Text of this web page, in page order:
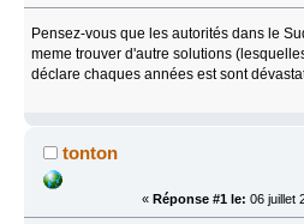
Pensez-vous que les autorités dans le
meme trouver d'autre solutions
déclare chaques années est sont
tonton
« Réponse #1 le: 06 juillet